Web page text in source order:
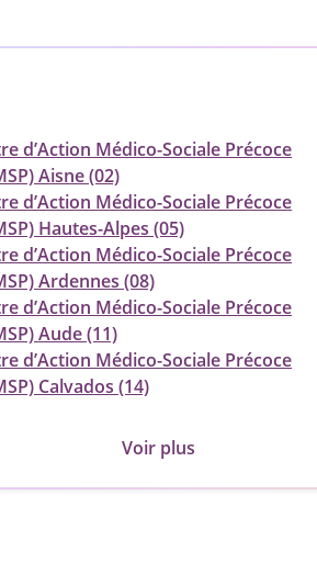
d’Action Médico-Sociale Précoce
Aisne (02)
d’Action Médico-Sociale Précoce
Hautes-Alpes (05)
d’Action Médico-Sociale Précoce
Ardennes (08)
d’Action Médico-Sociale Précoce
Aude (11)
d’Action Médico-Sociale Précoce
Calvados (14)
Voir plus